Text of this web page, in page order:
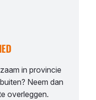
in provincie
Neem dan
overleggen.